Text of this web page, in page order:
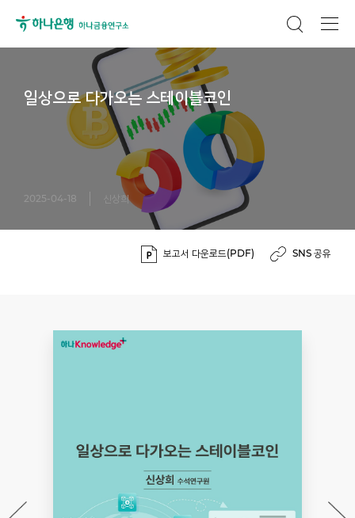
일상으로 다가오는 스테이블코인
2025-04-18 신상희
보고서 다운로드(PDF) SNS 공유